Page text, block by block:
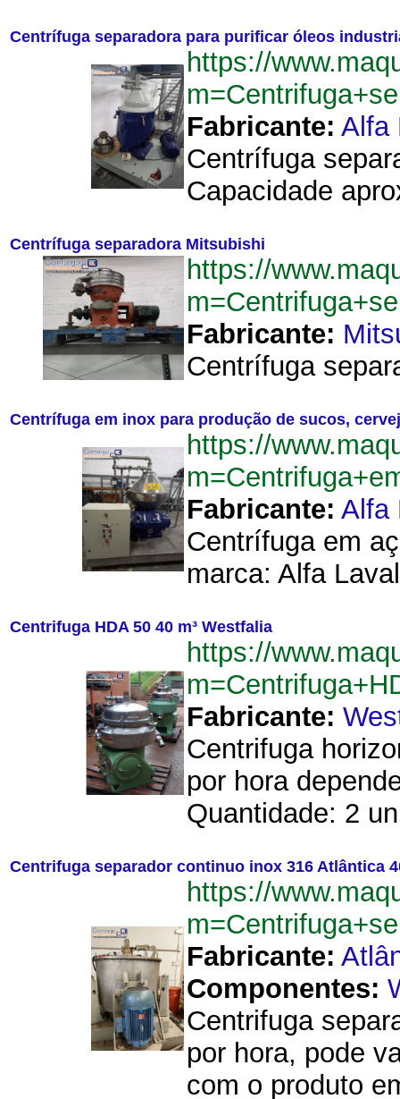
Centrífuga separadora para purificar óleos
https://
Fabricante: Alfa
Centrífuga
Capacidade
Centrífuga separadora Mitsubishi
https://
Fabricante:
Centrífuga
Centrífuga em inox para produção de sucos,
https://
Fabricante: Alfa
Centrífuga em
marca: Alfa
Centrifuga HDA 50 40 m³ Westfalia
https://
Fabricante:
Centrifuga
por hora
Quantidade: 2
Centrifuga separador continuo inox 316 Atlântica
https://
Fabricante:
Componentes:
Centrifuga
por hora, pode
com o produto